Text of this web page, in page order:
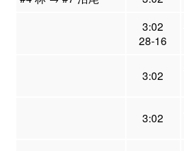
3:02
28-16
3:02
3:02